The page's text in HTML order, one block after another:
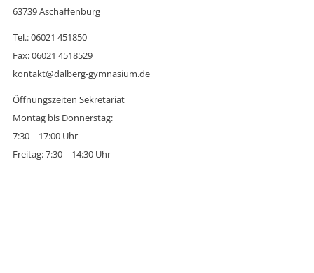
63739 Aschaffenburg
Tel.: 06021 451850
Fax: 06021 4518529
kontakt@dalberg-gymnasium.de
Öffnungszeiten Sekretariat
Montag bis Donnerstag:
7:30 – 17:00 Uhr
Freitag: 7:30 – 14:30 Uhr